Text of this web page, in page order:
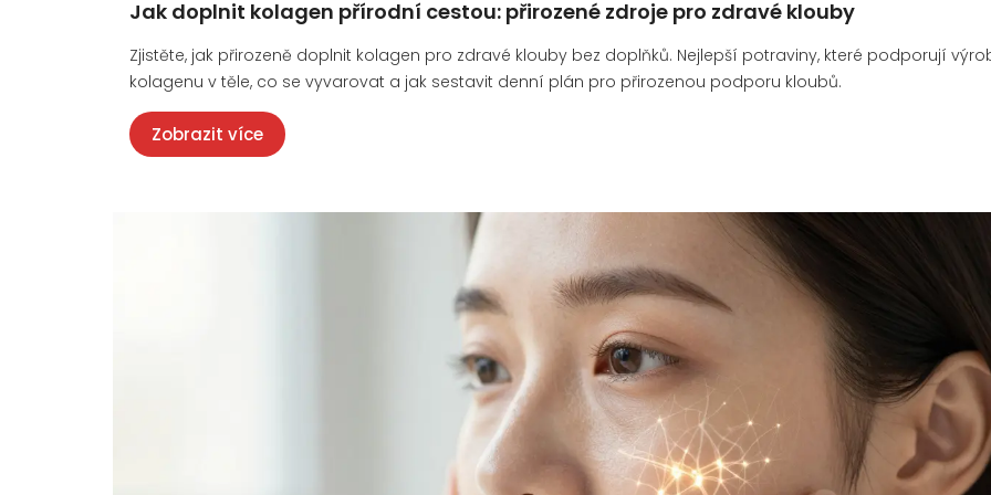
Jak doplnit kolagen přírodní cestou: přirozené zdroje pro zdravé klouby
Zjistěte, jak přirozeně doplnit kolagen pro zdravé klouby bez doplňků. Nejlepší potraviny, které podporují
kolagenu v těle, co se vyvarovat a jak sestavit denní plán pro přirozenou podporu kloubů.
Zobrazit více